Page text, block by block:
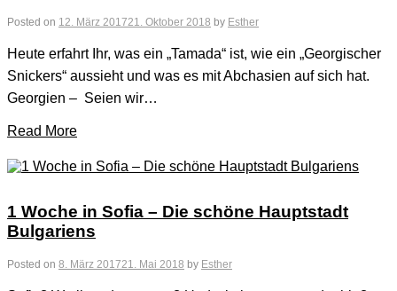
Posted on 12. März 201721. Oktober 2018 by Esther
Heute erfahrt Ihr, was ein „Tamada“ ist, wie ein „Georgischer
Snickers“ aussieht und was es mit Abchasien auf sich hat.
Georgien – Seien wir…
Read More
1 Woche in Sofia – Die schöne Hauptstadt
Bulgariens
Posted on 8. März 201721. Mai 2018 by Esther